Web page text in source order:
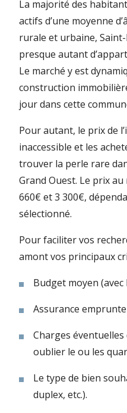
La majorité des
actifs d’une moyenne
rurale et urbaine,
presque autant
Le marché y est
construction
jour dans cette
Pour autant, le prix de
inaccessible et les
trouver la perle rare
Grand Ouest. Le prix
660€ et 3 300€,
sélectionné.
Pour faciliter vos
amont vos principaux
Budget moyen
Assurance
Charges
oublier le ou les
Le type de bien
duplex, etc.).